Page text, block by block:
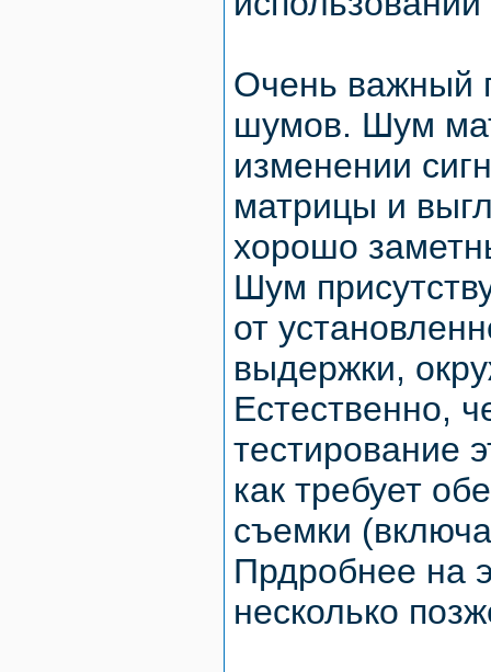
Очень важный
шумов. Шум
изменении
матрицы и
хорошо
Шум
от
выдержки,
Естественно,
тестирование
как требует
съемки
Прдробнее на
несколько